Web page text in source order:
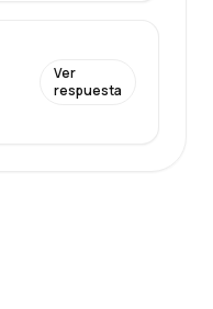
Ver
respuesta